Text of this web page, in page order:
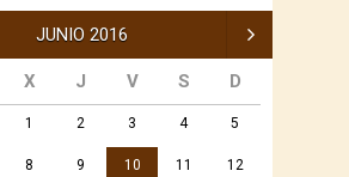
JUNIO 2016
X J V S D
Sep »
1 2 3 4 5
8 9 10 11 12